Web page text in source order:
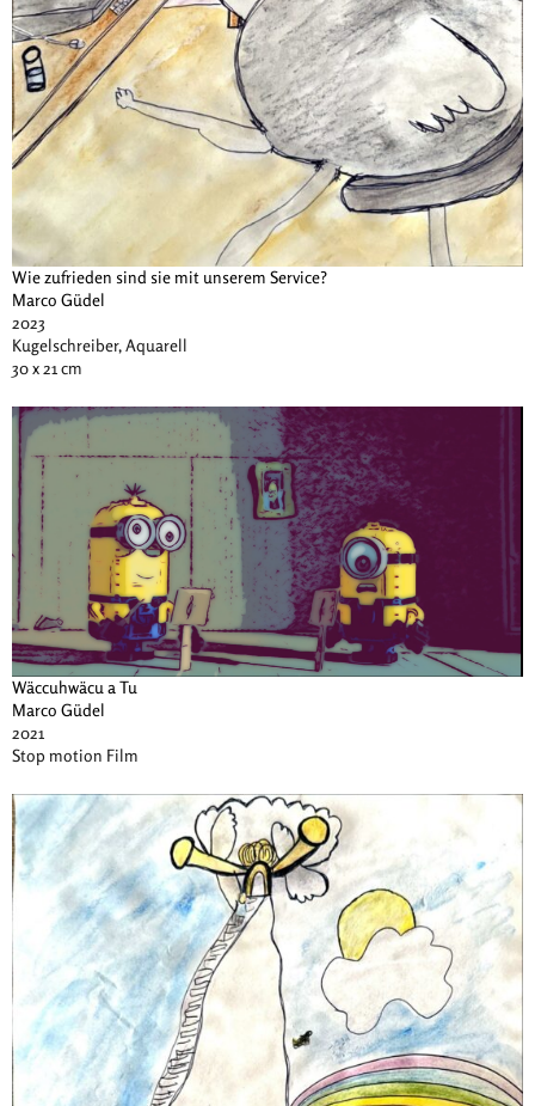
Wie zufrieden sind sie mit unserem Service?
Marco Güdel
2023
Kugelschreiber, Aquarell
30 x 21 cm
Wäccuhwäcu a Tu
Marco Güdel
2021
Stop motion Film